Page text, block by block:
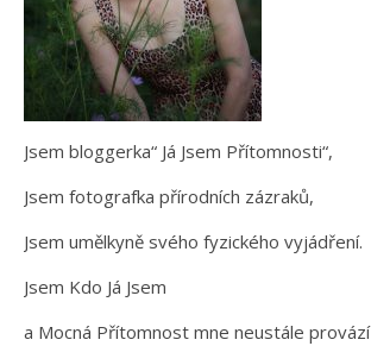
Jsem bloggerka“ Já Jsem Přítomnosti“,
Jsem fotografka přírodních zázraků,
Jsem umělkyně svého fyzického vyjádření.
Jsem Kdo Já Jsem
a Mocná Přítomnost mne neustále provází